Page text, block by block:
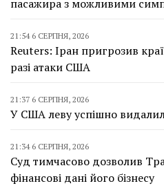
пасажира з можливими
21:54 6 СЕРПНЯ, 2026
Reuters: Іран пригрозив
разі атаки США
21:37 6 СЕРПНЯ, 2026
У США леву успішно
21:34 6 СЕРПНЯ, 2026
Суд тимчасово дозволив
фінансові дані його бізнесу